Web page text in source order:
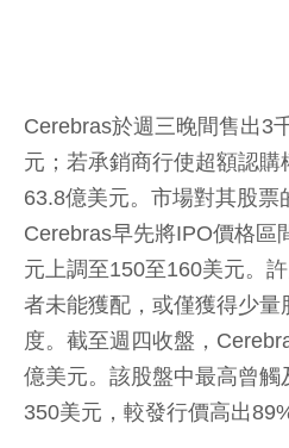
Cerebras於週三晚間售出3
元；若承銷商行使超額認購
63.8億美元。市場對其股票
Cerebras早先將IPO價格區
元上調至150至160美元。
者未能獲配，或僅獲得少量
度。截至週四收盤，
億美元。該股盤中最高曾觸
350美元，較發行價高出89%